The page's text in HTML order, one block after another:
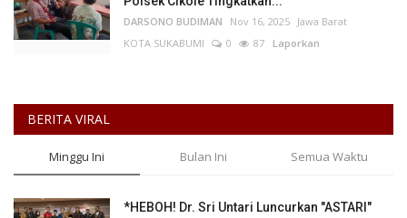
DARSONO BUDIMAN Nov 16, 2025 Jawa Barat
KOTA SUKABUMI
0 87 Laporkan
BERITA VIRAL
Minggu Ini Bulan Ini Semua Waktu
*HEBOH! Dr. Sri Untari Luncurkan "ASTARI"